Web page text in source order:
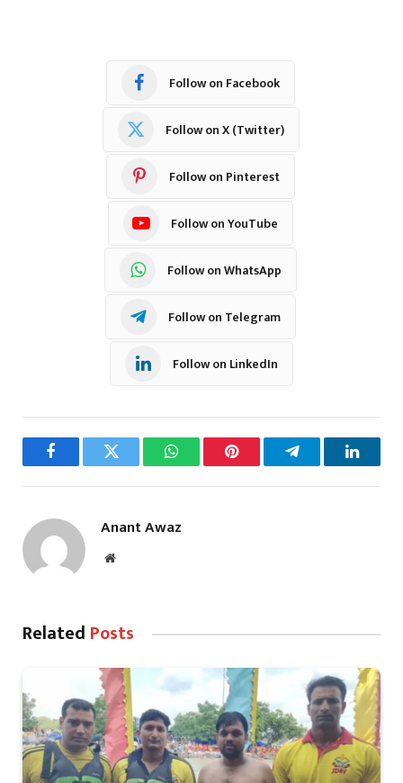
Follow on Facebook
Follow on X (Twitter)
Follow on Pinterest
Follow on YouTube
Follow on WhatsApp
Follow on Telegram
Follow on LinkedIn
FacebookTwitter WhatsAppPinterest Telegram
Anant Awaz
Website
Related Posts